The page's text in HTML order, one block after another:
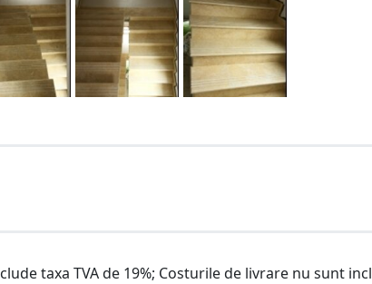
taxa TVA de 19%; Costurile de livrare nu sunt